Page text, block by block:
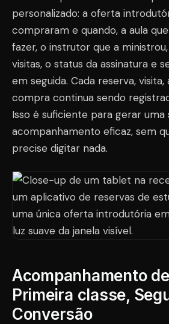
personalizado: a oferta
compraram e quando, a aula
fazer, o instrutor que a
visitas, o status da assinatura e
em seguida. Cada reserva,
compra continua sendo
Isso é suficiente para gerar uma
acompanhamento eficaz, sem
precise digitar nada.
Acompanhamento
Primeira classe,
Conversão